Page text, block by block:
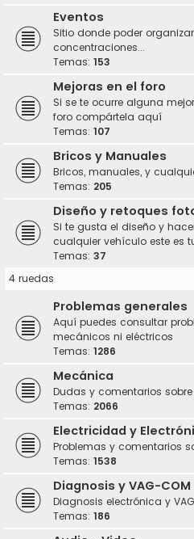
Eventos
Sitio donde poder
concentraciones...
Temas: 153
Mejoras en el foro
Si se te ocurre alguna
foro compártela aquí
Temas: 107
Bricos y Manuales
Bricos, manuales, y
Temas: 205
Diseño y retoques
Si te gusta el diseño y
cualquier vehículo este es
Temas: 37
4 ruedas
Problemas generales
Aquí puedes consultar
mecánicos ni eléctricos
Temas: 1286
Mecánica
Dudas y comentarios
Temas: 2066
Electricidad y
Problemas y comentarios
Temas: 1538
Diagnosis y VAG-COM
Diagnosis electrónica y
Temas: 186